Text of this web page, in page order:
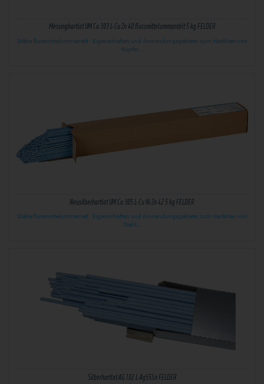
Messinghartlot UM Cu 303 L-Cu Zn 40 flussmittelummantelt 5 kg FELDER
Stäbe flussmittelummantelt · Eigenschaften und Anwendungsgebiete: zum Hartlöten von
Kupfer,…
Neusilberhartlot UM Cu 305 L-Cu Ni Zn 42 5 kg FELDER
Stäbe flussmittelummantelt · Eigenschaften und Anwendungsgebiete: zum Hartlöten von
Stahl,…
Silberhartlot AG 102 L-Ag55Sn FELDER